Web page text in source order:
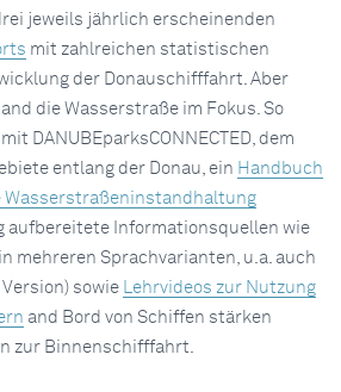
jeweils jährlich erscheinenden
mit zahlreichen statistischen
der Donauschifffahrt. Aber
die Wasserstraße im Fokus. So
DANUBEparksCONNECTED, dem
entlang der Donau, ein Handbuch
aufbereitete Informationsquellen wie
mehreren Sprachvarianten, u.a. auch
sowie Lehrvideos zur Nutzung
and Bord von Schiffen stärken
zur Binnenschifffahrt.